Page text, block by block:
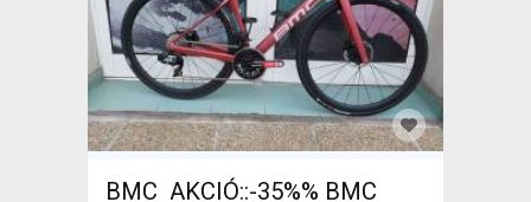
BMC AKCIÓ::-35%% BMC